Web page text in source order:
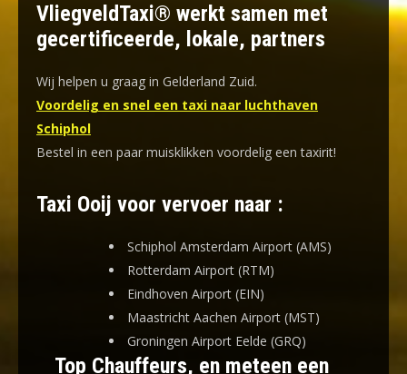
VliegveldTaxi® werkt samen met
gecertificeerde, lokale, partners
Wij helpen u graag in Gelderland Zuid.
Voordelig en snel een taxi naar luchthaven
Schiphol
Bestel in een paar muisklikken voordelig een taxirit!
Taxi Ooij voor vervoer naar :
Schiphol Amsterdam Airport (AMS)
Rotterdam Airport (RTM)
Eindhoven Airport (EIN)
Maastricht Aachen Airport (MST)
Groningen Airport Eelde (GRQ)
Top Chauffeurs, en meteen een